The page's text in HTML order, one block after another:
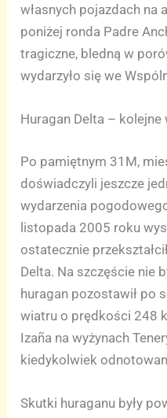
własnych pojazdach na
poniżej ronda Padre
tragiczne, bledną w
wydarzyło się we
Huragan Delta –
Po pamiętnym 31M,
doświadczyli jeszcze
wydarzenia
listopada 2005 roku
ostatecznie
Delta. Na szczęście nie
huragan pozostawił po
wiatru o prędkości 248
Izaña na wyżynach
kiedykolwiek
Skutki huraganu były